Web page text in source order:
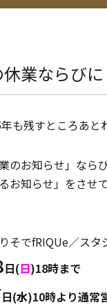
業ならび
も残すところあと
のお知らせ」なら
お知らせ」をさせ
でfRIQUe／スタ
日(日)18時まで
日(水)10時より通常